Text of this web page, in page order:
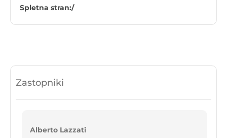
Spletna stran:/
Zastopniki
Alberto Lazzati